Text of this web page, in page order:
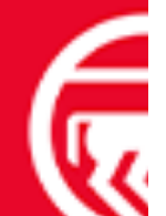
aktualna
NOWOŚCI - kolekcja męska